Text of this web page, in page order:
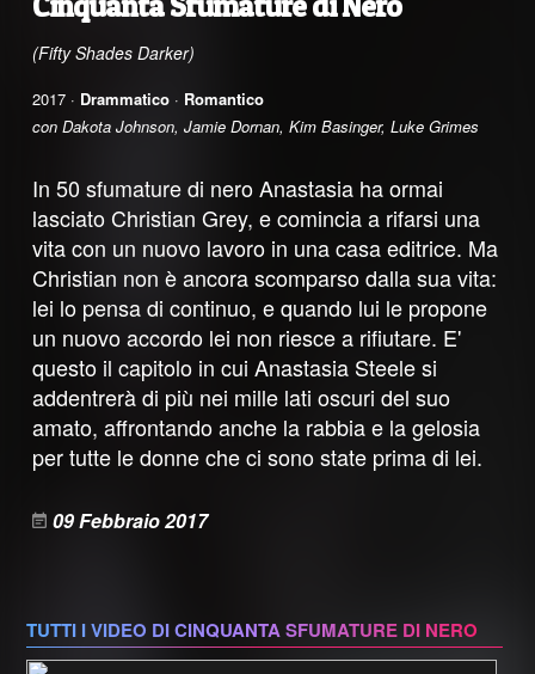
(Fifty Shades Darker)
2017 · Drammatico· Romantico
con Dakota Johnson, Jamie Dornan, Kim Basinger, Luke Grimes
In 50 sfumature di nero Anastasia ha ormai
lasciato Christian Grey, e comincia a rifarsi una
vita con un nuovo lavoro in una casa editrice. Ma
Christian non è ancora scomparso dalla sua vita:
lei lo pensa di continuo, e quando lui le propone
un nuovo accordo lei non riesce a rifiutare. E'
questo il capitolo in cui Anastasia Steele si
addentrerà di più nei mille lati oscuri del suo
amato, affrontando anche la rabbia e la gelosia
per tutte le donne che ci sono state prima di lei.
09 Febbraio 2017
TUTTI I VIDEO DI CINQUANTA SFUMATURE DI NERO